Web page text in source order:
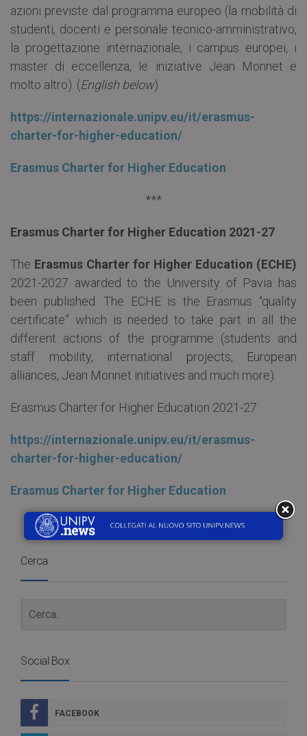
azioni previste dal programma europeo (la mobilità di
studenti, docenti e personale tecnico-amministrativo,
la progettazione internazionale, i campus europei, i
master di eccellenza, le iniziative Jean Monnet e
molto altro). (English below)
https://internazionale.unipv.eu/it/erasmus-
charter-for-higher-education/
Erasmus Charter for Higher Education
***
Erasmus Charter for Higher Education 2021-27
The Erasmus Charter for Higher Education (ECHE)
2021-2027 awarded to the University of Pavia has
been published. The ECHE is the Erasmus “quality
certificate” which is needed to take part in all the
different actions of the programme (students and
staff mobility, international projects, European
alliances, Jean Monnet initiatives and much more).
Erasmus Charter for Higher Education 2021-27:
https://internazionale.unipv.eu/it/erasmus-
charter-for-higher-education/
Erasmus Charter for Higher Education
Cerca
Social Box
FACEBOOK